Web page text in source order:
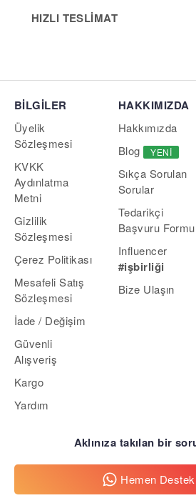
HIZLI TESLIMAT
BİLGİLER
Üyelik
Sözleşmesi
KVKK
Aydınlatma
Metni
Gizlilik
Sözleşmesi
Çerez Politikası
Mesafeli Satış
Sözleşmesi
İade / Değişim
Güvenli
Alışveriş
Kargo
Yardım
HAKKIMIZDA
Hakkımızda
Blog YENI
Sıkça Sorulan
Sorular
Tedarikçi
Başvuru Formu
Influencer
#işbirliği
Bize Ulaşın
Aklınıza takılan bir
Hemen Destek